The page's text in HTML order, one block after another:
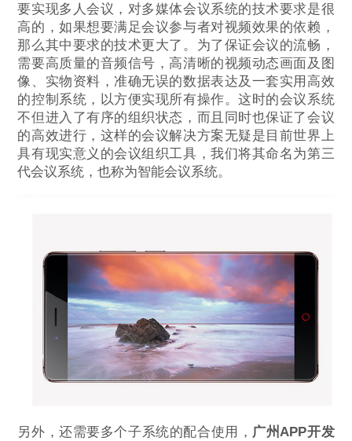
要实现多人会议，对多媒体会议系统的技术要求是很
高的，如果想要满足会议参与者对视频效果的依赖，
那么其中要求的技术更大了。为了保证会议的流畅，
需要高质量的音频信号，高清晰的视频动态画面及图
像、实物资料，准确无误的数据表达及一套实用高效
的控制系统，以方便实现所有操作。这时的会议系统
不但进入了有序的组织状态，而且同时也保证了会议
的高效进行，这样的会议解决方案无疑是目前世界上
具有现实意义的会议组织工具，我们将其命名为第三
代会议系统，也称为智能会议系统。
另外，还需要多个子系统的配合使用， 广州APP开发